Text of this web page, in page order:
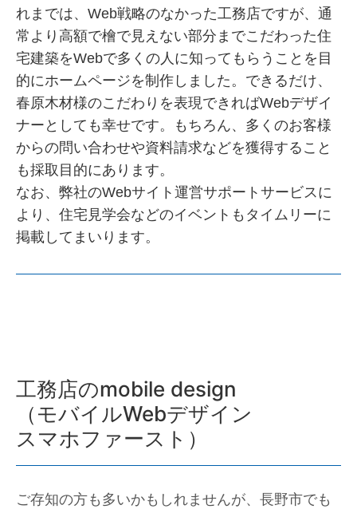
れまでは、Web戦略のなかった工務店ですが、通
常より高額で檜で見えない部分までこだわった住
宅建築をWebで多くの人に知ってもらうことを目
的にホームページを制作しました。できるだけ、
春原木材様のこだわりを表現できればWebデザイ
ナーとしても幸せです。もちろん、多くのお客様
からの問い合わせや資料請求などを獲得すること
も採取目的にあります。
なお、弊社のWebサイト運営サポートサービスに
より、住宅見学会などのイベントもタイムリーに
掲載してまいります。
工務店のmobile design
（モバイルWebデザイン
スマホファースト）
ご存知の方も多いかもしれませんが、長野市でも